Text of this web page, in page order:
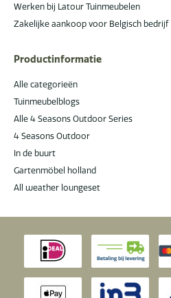
Werken bij Latour Tuinmeubelen
Zakelijke aankoop voor Belgisch bedrijf
Productinformatie
Alle categorieën
Tuinmeubelblogs
Alle 4 Seasons Outdoor Series
4 Seasons Outdoor
In de buurt
Gartenmöbel holland
All weather loungeset